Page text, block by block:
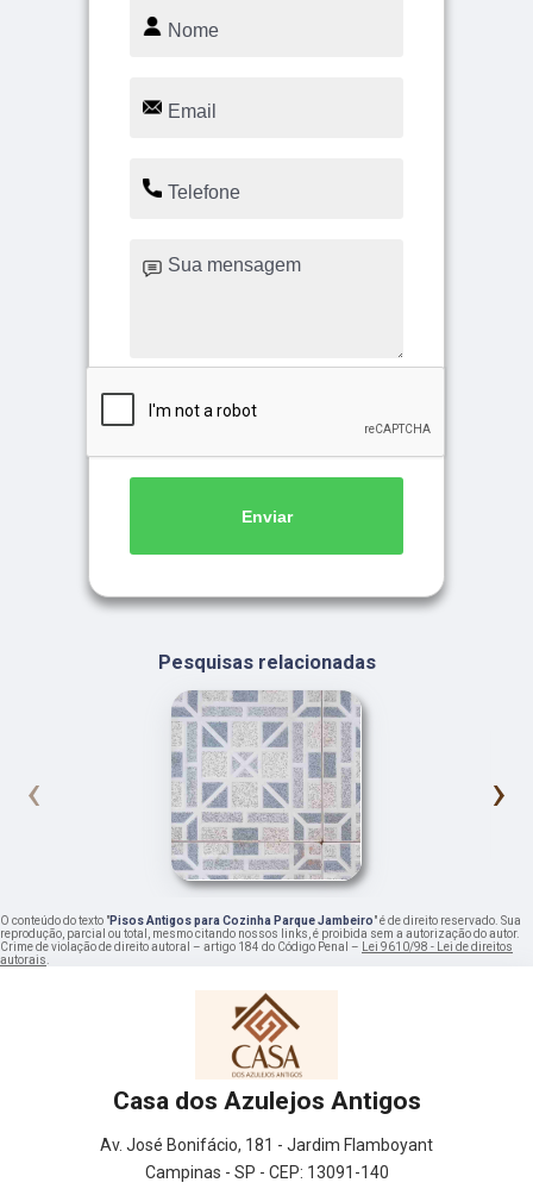
Enviar
Pesquisas relacionadas
‹ ›
O conteúdo do texto "Pisos Antigos para Cozinha Parque Jambeiro" é de direito reservado. Sua
reprodução, parcial ou total, mesmo citando nossos links, é proibida sem a autorização do autor.
Crime de violação de direito autoral – artigo 184 do Código Penal –
Lei 9610/98 - Lei de direitos
autorais
Casa dos Azulejos Antigos
Av. José Bonifácio, 181 - Jardim Flamboyant
Campinas - SP - CEP: 13091-140